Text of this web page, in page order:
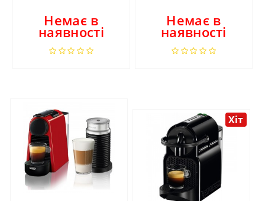
Немає в
наявності
Немає в
наявності
Хіт